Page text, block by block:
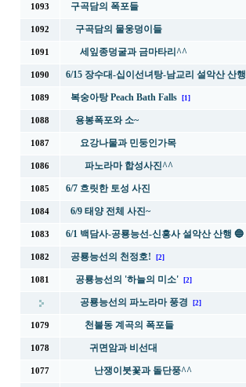
1093 구곡담의 폭포들
1092 구곡담의 물웅덩이들
1091 세잎종덩굴과 금마타리^^
1090 6/15 장수대-십이선녀탕-남교리 설악산 산행
1089 복숭아탕 Peach Bath Falls [1]
1088 용봉폭포와 소~
1087 요강나물과 민둥인가목
1086 파노라마 합성사진^^
1085 6/7 흐릿한 토성 사진
1084 6/9 태양 전체 사진~
1083 6/1 백담사-공룡능선-신흥사 설악산 산행 🔵
1082 공룡능선의 천정호! [2]
1081 공룡능선의 '하늘의 미소' [2]
공룡능선의 파노라마 풍경 [2]
1079 천불동 계곡의 폭포들
1078 귀면암과 비선대
1077 난쟁이붓꽃과 돌단풍^^